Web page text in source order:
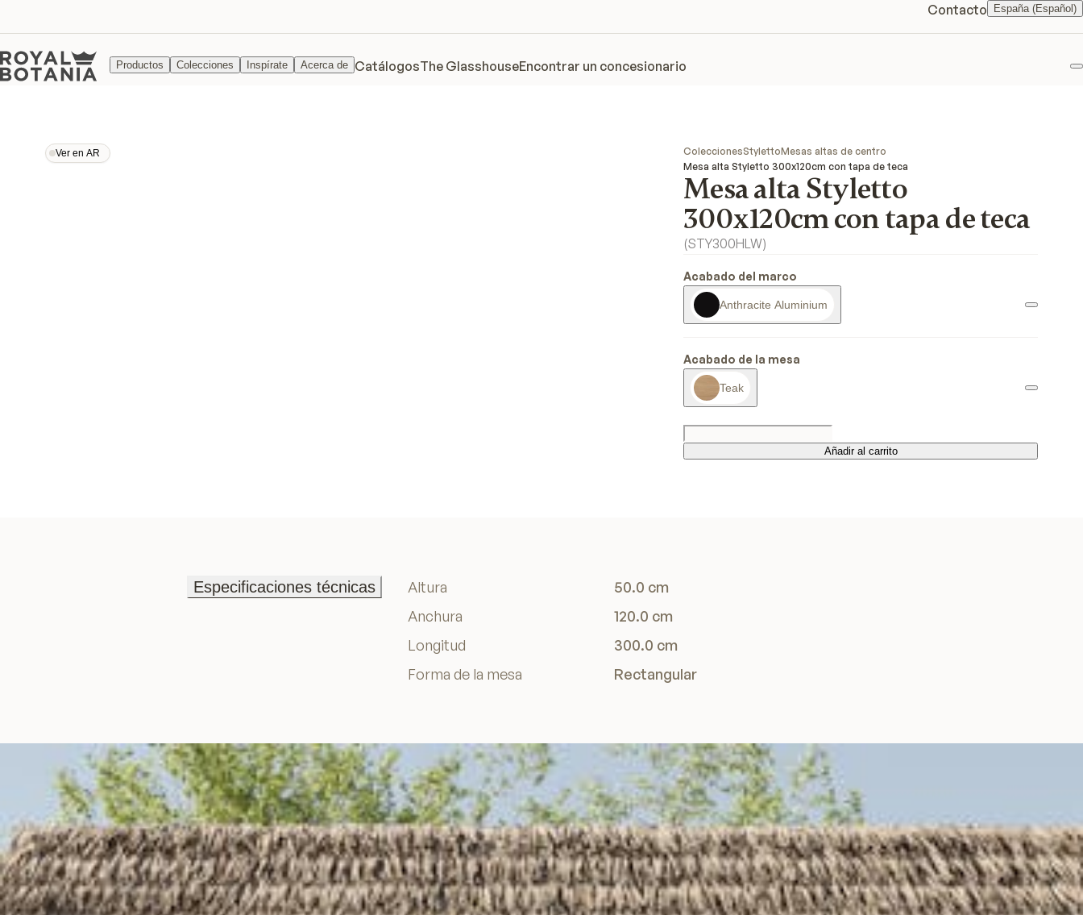
Contacto España (Español)
Productos Colecciones Inspírate Acerca de CatálogosThe GlasshouseEncontrar un concesionario
Ver en AR
Ver en AR
ColeccionesStylettoMesas altas de centro
Mesa alta Styletto 300x120cm con tapa de teca
Mesa alta Styletto
300x120cm con tapa de teca
(STY300HLW)
Acabado del marco
Anthracite Aluminium
Acabado de la mesa
Teak
Añadir al carrito
Añadir al carrito
Especificaciones técnicas
Altura
50.0 cm
Anchura
120.0 cm
Longitud
300.0 cm
Forma de la mesa
Rectangular